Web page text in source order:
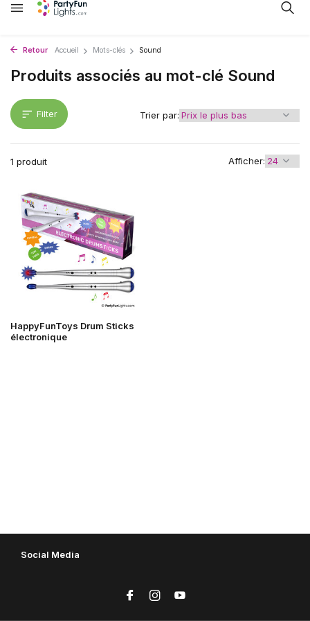
Retour Accueil Mots-clés Sound
Produits associés au mot-clé Sound
Filter
1 produit Afficher:
Trier par:
HappyFunToys Drum Sticks
électronique
Social Media